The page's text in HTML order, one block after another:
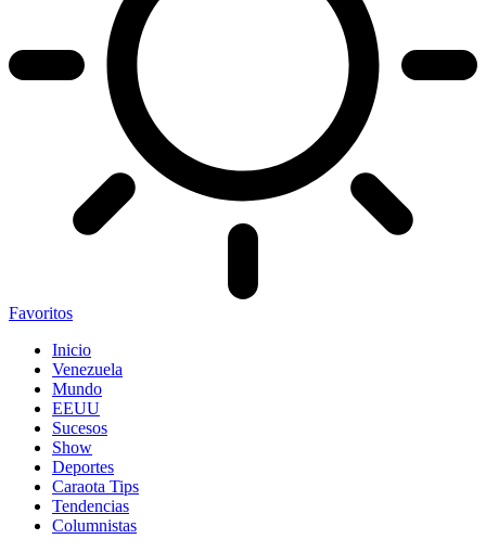
Favoritos
Inicio
Venezuela
Mundo
EEUU
Sucesos
Show
Deportes
Caraota Tips
Tendencias
Columnistas